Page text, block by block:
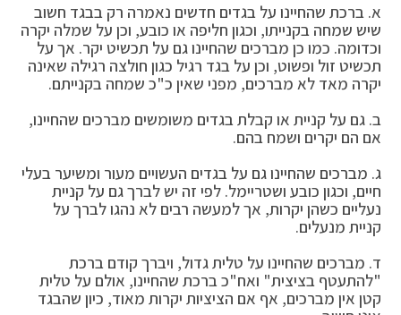
א. ברכת שהחיינו על בגדים חדשים נאמרה רק בבגד חשוב
שיש שמחה בקנייתו, וכגון חליפה או כובע, וכן על שמלה יקרה
וכדומה. כמו כן מברכים שהחיינו גם על תכשיט יקר. אך על
תכשיט זול ופשוט, וכן על בגד רגיל כגון חולצה רגילה שאינה
יקרה מאד לא מברכים, מפני שאין כ"כ שמחה בקנייתם.
ב. גם על קניית או קבלת בגדים משומשים מברכים שהחיינו,
אם הם יקרים ושמח בהם.
ג. מברכים שהחיינו גם על בגדים העשויים מעור ומשיער בעלי
חיים, וכגון כובע ושטריימל. לפי זה יש לברך גם על קניית
נעליים כשהן יקרות, אך למעשה רבים לא נהגו לברך על
קניית מנעלים.
ד. מברכים שהחיינו על טלית גדול, ויברך קודם ברכת
"להתעטף בציצית" ואח"כ ברכת שהחיינו, אולם על טלית
קטן אין מברכים, אף אם הציציות יקרות מאוד, כיון שהבגד